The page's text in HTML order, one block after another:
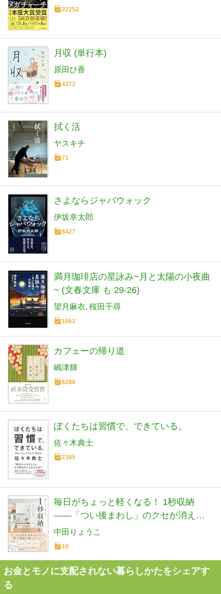
22252
月収 (単行本)
原田ひ香
4372
拭く活
ヤスキチ
71
さよならジャバウォック
伊坂幸太郎
8427
満月珈琲店の星詠み~月と太陽の小夜曲
~ (文春文庫 も 29-26)
望月麻衣 桜田千尋
1062
カフェーの帰り道
嶋津輝
6288
ぼくたちは習慣で、できている。
佐々木典士
2385
毎日がちょっと軽くなる！ 1秒収納
――「つい後まわし」のクセが消える
超かんたん片付け習慣
中田りょうこ
10
お金とモノに支配されない暮らしかたをシェアす
る